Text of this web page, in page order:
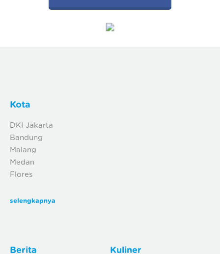
Kota
DKI Jakarta
Bandung
Malang
Medan
Flores
selengkapnya
Berita Kuliner